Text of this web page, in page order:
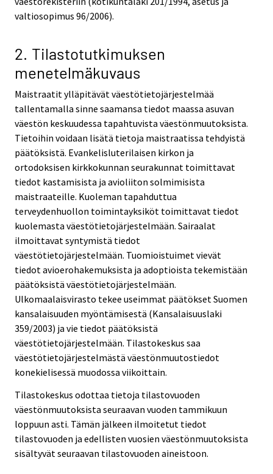
valtiosopimus 96/2006).
2. Tilastotutkimuksen
menetelmäkuvaus
Maistraatit ylläpitävät väestötietojärjestelmää
tallentamalla sinne saamansa tiedot maassa asuvan
väestön keskuudessa tapahtuvista väestönmuutoksista.
Tietoihin voidaan lisätä tietoja maistraatissa tehdyistä
päätöksistä. Evankelisluterilaisen kirkon ja
ortodoksisen kirkkokunnan seurakunnat toimittavat
tiedot kastamisista ja avioliiton solmimisista
maistraateille. Kuoleman tapahduttua
terveydenhuollon toimintayksiköt toimittavat tiedot
kuolemasta väestötietojärjestelmään. Sairaalat
ilmoittavat syntymistä tiedot
väestötietojärjestelmään. Tuomioistuimet vievät
tiedot avioerohakemuksista ja adoptioista tekemistään
päätöksistä väestötietojärjestelmään.
Ulkomaalaisvirasto tekee useimmat päätökset Suomen
kansalaisuuden myöntämisestä (Kansalaisuuslaki
359/2003) ja vie tiedot päätöksistä
väestötietojärjestelmään. Tilastokeskus saa
väestötietojärjestelmästä väestönmuutostiedot
konekielisessä muodossa viikoittain.
Tilastokeskus odottaa tietoja tilastovuoden
väestönmuutoksista seuraavan vuoden tammikuun
loppuun asti. Tämän jälkeen ilmoitetut tiedot
tilastovuoden ja edellisten vuosien väestönmuutoksista
sisältyvät seuraavan tilastovuoden aineistoon.